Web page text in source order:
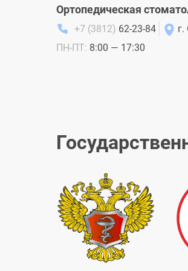
Ортопедическая
+7 (3812) 62-23-84
ПН-ПТ: 8:00 — 17:30